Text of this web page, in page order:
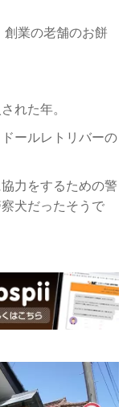
創業の老舗のお餅
れた年。
ールレトリバーの
力をするための警
犬だったそうで